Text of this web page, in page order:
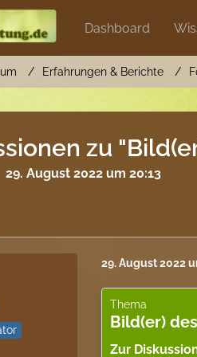
Dashboard
Erfahrungen & Berichte
zu
29. August 2022 um 20:13
29. August 2022
Thema
Bild(er)
Zur